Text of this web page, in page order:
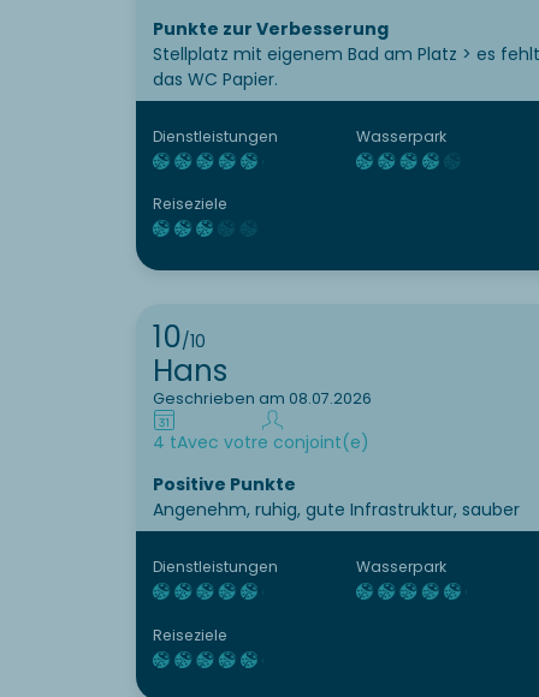
Punkte zur Verbesserung
Stellplatz mit eigenem Bad am Platz > es
das WC Papier.
Dienstleistungen Wasserpark
Reiseziele
10/10
Hans
Geschrieben am 08.07.2026
4 tAvec votre conjoint(e)
Positive Punkte
Angenehm, ruhig, gute Infrastruktur, sauber
Dienstleistungen Wasserpark
Reiseziele